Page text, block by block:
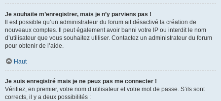
Je souhaite m’enregistrer, mais je n’y parviens pas !
Il est possible qu’un administrateur du forum ait désactivé la création de
nouveaux comptes. Il peut également avoir banni votre IP ou interdit le nom
d’utilisateur que vous souhaitez utiliser. Contactez un administrateur du forum
pour obtenir de l’aide.
Haut
Je suis enregistré mais je ne peux pas me connecter !
Vérifiez, en premier, votre nom d’utilisateur et votre mot de passe. S’ils sont
corrects, il y a deux possibilités :